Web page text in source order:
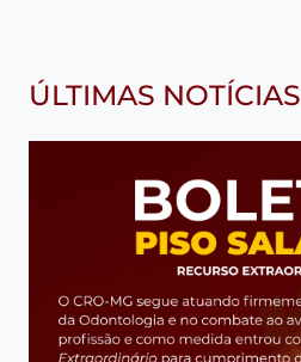
ÚLTIMAS NOTÍCIAS